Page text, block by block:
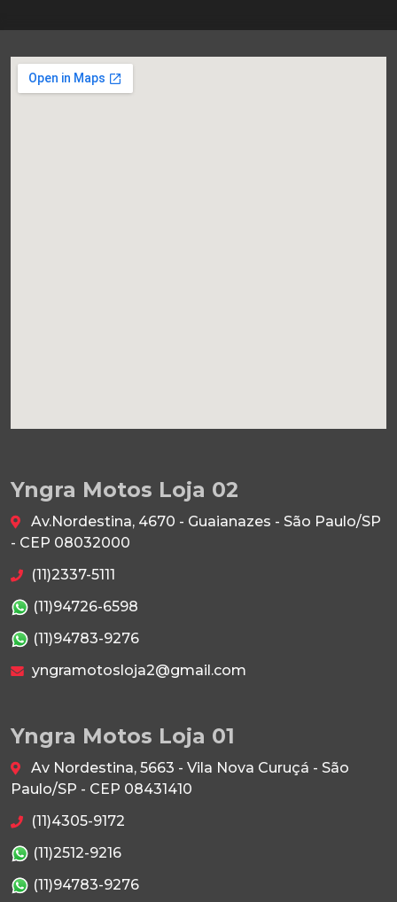
Yngra Motos Loja 02
Av.Nordestina, 4670 - Guaianazes - São Paulo/SP
- CEP 08032000
(11)2337-5111
(11)94726-6598
(11)94783-9276
yngramotosloja2@gmail.com
Yngra Motos Loja 01
Av Nordestina, 5663 - Vila Nova Curuçá - São
Paulo/SP - CEP 08431410
(11)4305-9172
(11)2512-9216
(11)94783-9276